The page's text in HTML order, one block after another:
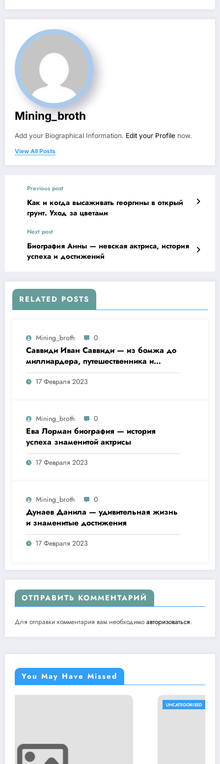
Mining_broth
Add your Biographical Information. Edit your Profile now.
View All Posts
Previous post
Как и когда высаживать георгины в открый
грунт. Уход за цветами
Next post
Биография Анны — невская актриса, история
успеха и достижений
RELATED POSTS
Mining_broth 0
Саввиди Иван Саввиди — из бомжа до
миллиардера, путешественника и
футбольного президента —
удивительная биография
17 Февраля 2023
Mining_broth 0
Ева Лорман биография — история
успеха знаменитой актрисы
17 Февраля 2023
Mining_broth 0
Дунаев Данила — удивительная жизнь
и знаменитые достижения
17 Февраля 2023
ОТПРАВИТЬ КОММЕНТАРИЙ
Для отправки комментария вам необходимо авторизоваться.
You May Have Missed